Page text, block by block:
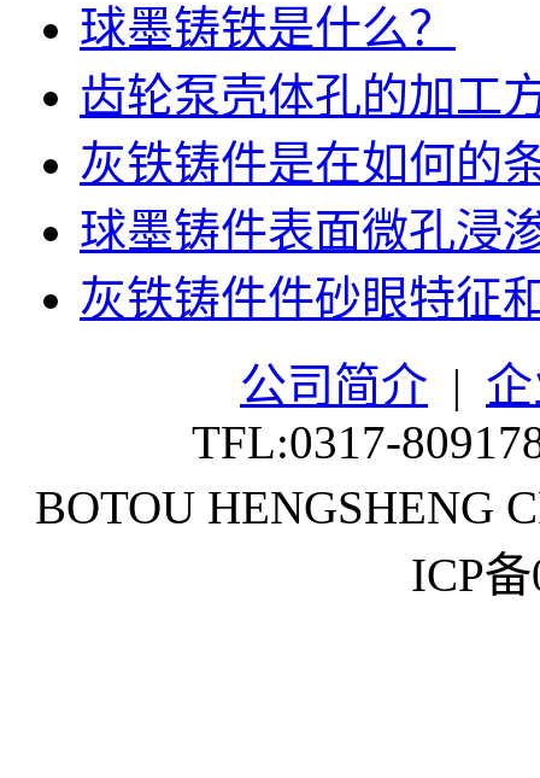
球墨铸铁是什么？
齿轮泵壳体孔的加工
灰铁铸件是在如何的
球墨铸件表面微孔浸
灰铁铸件件砂眼特征
公司简介 |
TFL:0317-
BOTOU HENGSHENG
ICP